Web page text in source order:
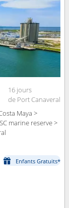
16 jours
de Port Canaveral
Maya >
marine reserve >
Enfants Gratuits*